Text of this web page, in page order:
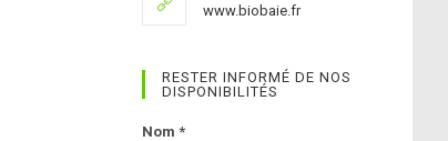
www.biobaie.fr
RESTER INFORMÉ DE NOS
DISPONIBILITÉS
Nom *